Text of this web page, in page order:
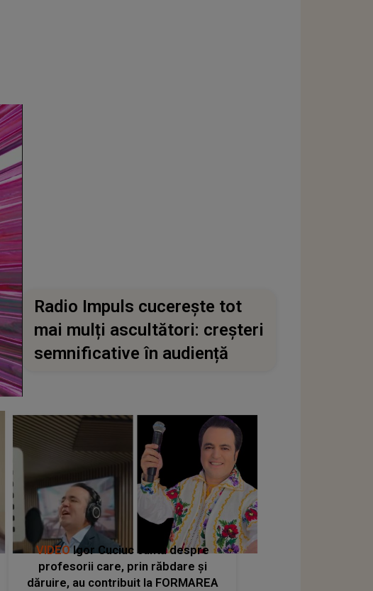
Radio Impuls cucerește tot
mai mulți ascultători: creșteri
semnificative în audiență
VIDEOIgor Cuciuc cântă despre
profesorii care, prin răbdare și
dăruire, au contribuit la FORMAREA